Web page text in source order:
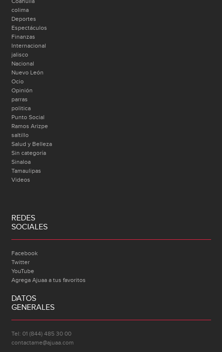
colima
Deportes
Espectáculos
Finanzas
Internacional
jalisco
Nacional
Nuevo León
Ocio
Opinión
parras
politica
Punto Social
Ramos Arizpe
saltillo
Salud y Belleza
Sin categoría
Sinaloa
Tamaulipas
Videos
REDES
SOCIALES
Facebook
Twitter
YouTube
Agrega Ajuaa a tus favoritos
DATOS
GENERALES
Tel: 01 (844) 485 30 00
contactame@ajuaa.com